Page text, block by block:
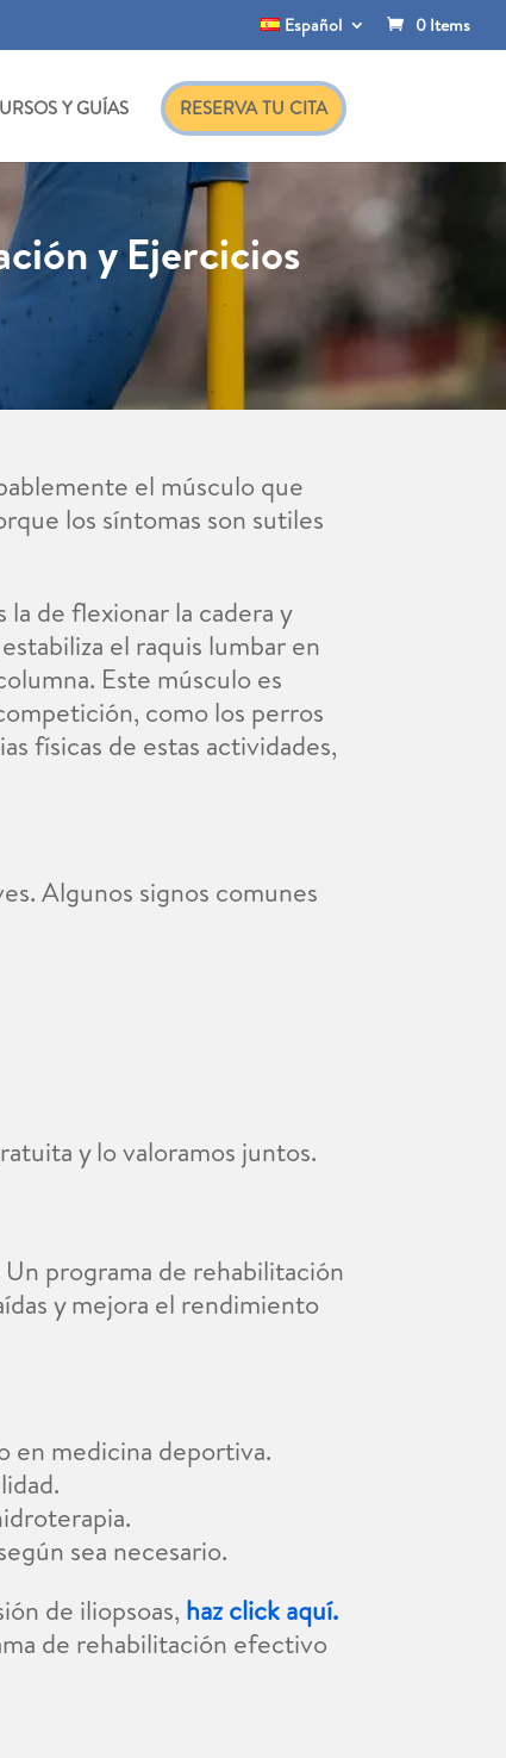
Español 0 Items
Y GUÍAS RESERVA TU CITA
y Ejercicios
el músculo que
los síntomas son sutiles
de flexionar la cadera y
el raquis lumbar en
Este músculo es
como los perros
físicas de estas actividades,
Algunos signos comunes
y lo valoramos juntos.
programa de rehabilitación
y mejora el rendimiento
en medicina deportiva.
sea necesario.
de iliopsoas, haz click aquí.
de rehabilitación efectivo